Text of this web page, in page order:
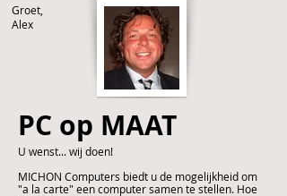
Groet,
Alex
PC op MAAT
U wenst... wij doen!
MICHON Computers biedt u de mogelijkheid om
"a la carte" een computer samen te stellen. Hoe